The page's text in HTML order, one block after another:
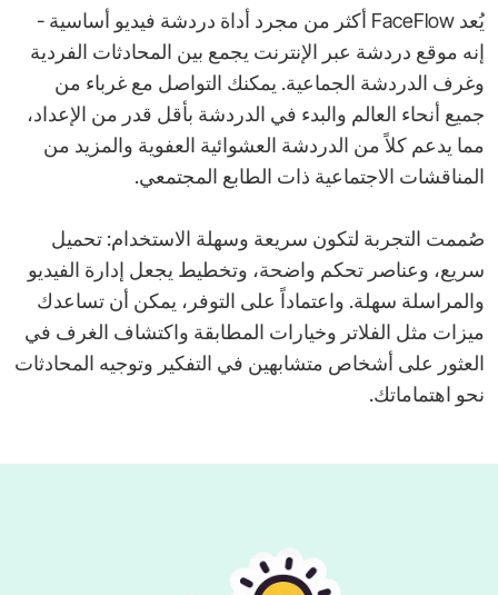
يُعد FaceFlow أكثر من مجرد أداة دردشة فيديو أساسية -
إنه موقع دردشة عبر الإنترنت يجمع بين المحادثات الفردية
وغرف الدردشة الجماعية. يمكنك التواصل مع غرباء من
جميع أنحاء العالم والبدء في الدردشة بأقل قدر من الإعداد،
مما يدعم كلاً من الدردشة العشوائية العفوية والمزيد من
المناقشات الاجتماعية ذات الطابع المجتمعي.
صُممت التجربة لتكون سريعة وسهلة الاستخدام: تحميل
سريع، وعناصر تحكم واضحة، وتخطيط يجعل إدارة الفيديو
والمراسلة سهلة. واعتماداً على التوفر، يمكن أن تساعدك
ميزات مثل الفلاتر وخيارات المطابقة واكتشاف الغرف في
العثور على أشخاص متشابهين في التفكير وتوجيه المحادثات
نحو اهتماماتك.